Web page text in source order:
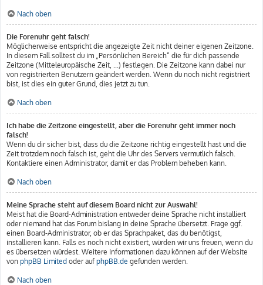
Nach oben
Die Forenuhr geht falsch!
Möglicherweise entspricht die angezeigte Zeit nicht deiner eigenen Zeitzone.
In diesem Fall solltest du im „Persönlichen Bereich“ die für dich passende
Zeitzone (Mitteleuropäische Zeit, ...) festlegen. Die Zeitzone kann dabei nur
von registrierten Benutzern geändert werden. Wenn du noch nicht registriert
bist, ist dies ein guter Grund, dies jetzt zu tun.
Nach oben
Ich habe die Zeitzone eingestellt, aber die Forenuhr geht immer noch
falsch!
Wenn du dir sicher bist, dass du die Zeitzone richtig eingestellt hast und die
Zeit trotzdem noch falsch ist, geht die Uhr des Servers vermutlich falsch.
Kontaktiere einen Administrator, damit er das Problem beheben kann.
Nach oben
Meine Sprache steht auf diesem Board nicht zur Auswahl!
Meist hat die Board-Administration entweder deine Sprache nicht installiert
oder niemand hat das Forum bislang in deine Sprache übersetzt. Frage ggf.
einen Board-Administrator, ob er das Sprachpaket, das du benötigst,
installieren kann. Falls es noch nicht existiert, würden wir uns freuen, wenn du
es übersetzen würdest. Weitere Informationen dazu können auf der Website
von phpBB Limited oder auf phpBB.de gefunden werden.
Nach oben